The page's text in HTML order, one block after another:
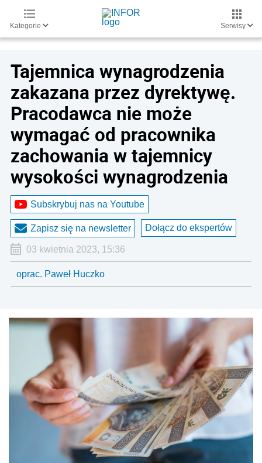
Kategorie Serwisy
Tajemnica wynagrodzenia
zakazana przez dyrektywę.
Pracodawca nie może
wymagać od pracownika
zachowania w tajemnicy
wysokości wynagrodzenia
Subskrybuj nas na Youtube
Zapisz się na newsletter Dołącz do ekspertów
03 kwietnia 2023, 15:36
oprac. Paweł Huczko